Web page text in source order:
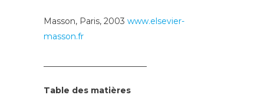
Masson, Paris, 2003 www.elsevier-
masson.fr
Table des matières